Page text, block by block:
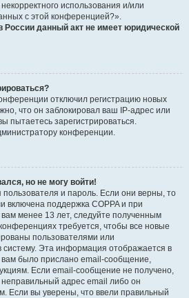
использования и/или
с этой конференцией?».
России данный акт не имеет юридической
отключил регистрацию новых
что он заблокировал ваш IP-адрес или
пытаетесь зарегистрироваться.
конференции.
но не могу войти!
и пароль. Если они верны, то
включена поддержка COPPA и при
вам менее 13 лет, следуйте полученным
требуется, чтобы все новые
пользователями или
систему. Эта информация отображается в
вам было прислано email-сообщение,
Если email-сообщение не получено,
адрес email либо он
Если вы уверены, что ввели правильный